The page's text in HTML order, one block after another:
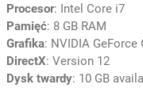
Procesor: Intel Core i7
Pamięć: 8 GB RAM
Grafika: NVIDIA GeForce
DirectX: Version 12
Dysk twardy: 10 GB